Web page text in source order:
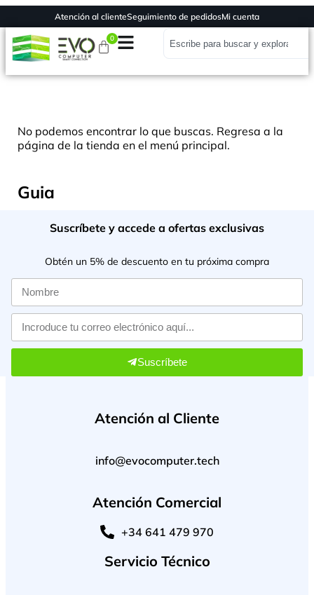
Atención al clienteSeguimiento de pedidosMi cuenta
0
No podemos encontrar lo que buscas. Regresa a la
página de la tienda en el menú principal.
Guia
Suscríbete y accede a ofertas exclusivas
Obtén un 5% de descuento en tu próxima compra
Suscríbete
Atención al Cliente
info@evocomputer.tech
Atención Comercial
+34 641 479 970
Servicio Técnico